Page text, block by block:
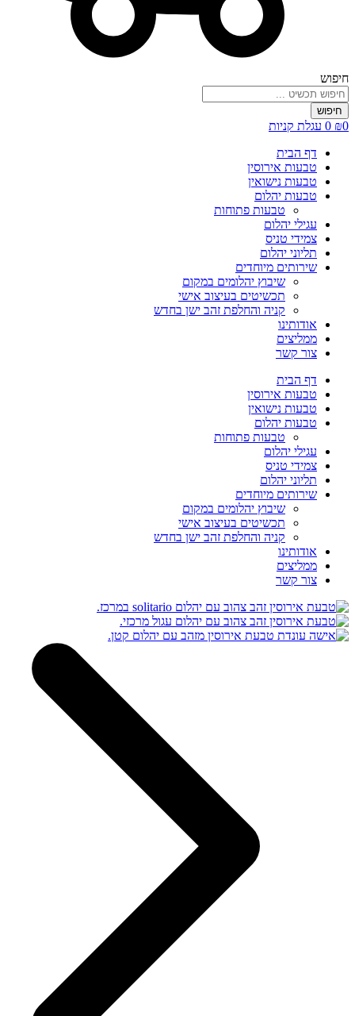
חיפוש
חיפוש
₪0
0 עגלת קניות
דף הבית
טבעות אירוסין
טבעות נישואין
טבעות יהלום
טבעות פתוחות
עגילי יהלום
צמידי טניס
תליוני יהלום
שירותים מיוחדים
שיבוץ יהלומים במקום
תכשיטים בעיצוב אישי
קניה והחלפת זהב ישן בחדש
אודותינו
ממליצים
צור קשר
דף הבית
טבעות אירוסין
טבעות נישואין
טבעות יהלום
טבעות פתוחות
עגילי יהלום
צמידי טניס
תליוני יהלום
שירותים מיוחדים
שיבוץ יהלומים במקום
תכשיטים בעיצוב אישי
קניה והחלפת זהב ישן בחדש
אודותינו
ממליצים
צור קשר